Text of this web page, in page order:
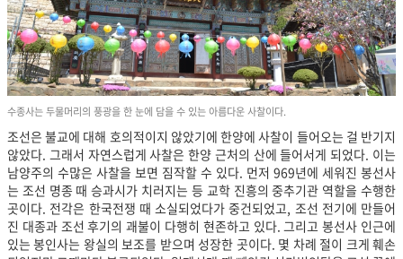
수종사는 두물머리의 풍광을 한 눈에 담을 수 있는 아름다운 사찰이다.
조선은 불교에 대해 호의적이지 않았기에 한양에 사찰이 들어오는 걸 반기지
않았다. 그래서 자연스럽게 사찰은 한양 근처의 산에 들어서게 되었다. 이는
남양주의 수많은 사찰을 보면 짐작할 수 있다. 먼저 969년에 세워진 봉선사
는 조선 명종 때 승과시가 치러지는 등 교학 진흥의 중추기관 역할을 수행한
곳이다. 전각은 한국전쟁 때 소실되었다가 중건되었고, 조선 전기에 만들어
진 대종과 조선 후기의 괘불이 다행히 현존하고 있다. 그리고 봉선사 인근에
있는 봉인사는 왕실의 보조를 받으며 성장한 곳이다. 몇 차례 절이 크게 훼손